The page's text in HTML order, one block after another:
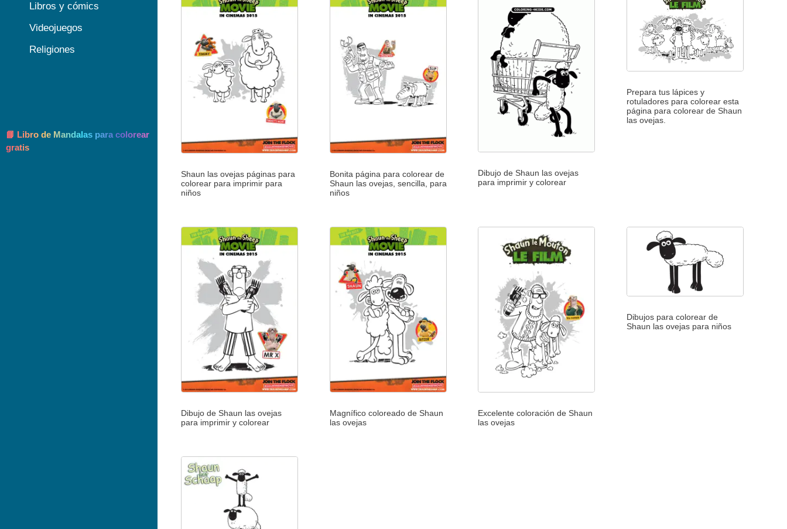
Shaun las ovejas páginas para
colorear para imprimir para
niños
Bonita página para colorear de
Shaun las ovejas, sencilla, para
niños
Dibujo de Shaun las ovejas
para imprimir y colorear
Prepara tus lápices y
rotuladores para colorear esta
página para colorear de Shaun
las ovejas.
Dibujo de Shaun las ovejas
para imprimir y colorear
Magnífico coloreado de Shaun
las ovejas
Excelente coloración de Shaun
las ovejas
Dibujos para colorear de
Shaun las ovejas para niños
Libros y cómics
Videojuegos
Religiones
📘 Libro de Mandalas para colorear
gratis